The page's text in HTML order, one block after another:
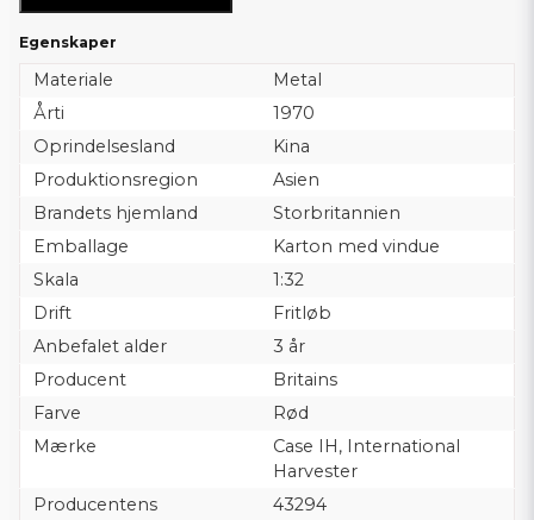
Egenskaper
Materiale
Metal
Årti
1970
Oprindelsesland
Kina
Produktionsregion
Asien
Brandets hjemland
Storbritannien
Emballage
Karton med vindue
Skala
1:32
Drift
Fritløb
Anbefalet alder
3 år
Producent
Britains
Farve
Rød
Mærke
Case IH, International
Harvester
Producentens
43294